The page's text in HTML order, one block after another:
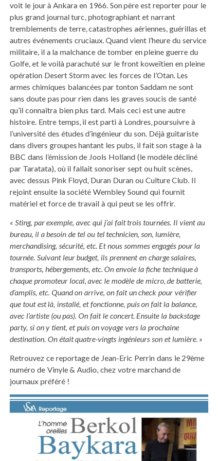
voit le jour à Ankara en 1966. Son père est reporter pour le
plus grand journal turc, photographiant et narrant
tremblements de terre, catastrophes aériennes, guérillas et
autres événements cruciaux. Quand vient l’heure du service
militaire, il a la malchance de tomber en pleine guerre du
Golfe, et le voilà parachuté sur le front koweïtien en pleine
opération Desert Storm avec les forces de l’Otan. Les
armes chimiques balancées par tonton Saddam ne sont
sans doute pas pour rien dans les graves soucis de santé
qu’il connaîtra bien plus tard. Mais ceci est une autre
histoire. Entre temps, il est parti à Londres, poursuivre à
l’université des études d’ingénieur du son. Déjà guitariste
dans divers groupes hantant les pubs, il fait son stage à la
BBC dans l’émission de Jools Holland (le modèle décliné
par Taratata), où il fallait sonoriser sept ou huit scènes,
avec dessus Pink Floyd, Duran Duran ou Culture Club. Il
rejoint ensuite la société Wembley Sound qui fournit
matériel et force de travail à qui peut se les offrir.
« Sting, par exemple, avec qui j’ai fait troistournées. Il vient au
bureau, il a besoin detel ou tel technicien, son, lumière,
merchandising, sécurité, etc. Et nous sommes engagés pour la
tournée. Suivant leur budget, ils prennent en charge salaires,
transports, hébergements, etc. On envoie la fiche technique à
chaque promoteur local, avec lemodèle de micro, de batterie,
d’amplis, etc. Quand on arrive, on fait un check pour vérifier
que tout est là, installé, et fonctionne, puis on fait la balance,
avec l’artiste (oupas). On fait le concert. Ensuite la backstage
party, si on y tient, et puis on voyage vers la prochaine
destination. On était quatre-vingts ingénieurs son et lumière. »
Retrouvez ce reportage de Jean-Eric Perrin dans le 29ème
numéro de Vinyle & Audio, chez votre marchand de
journaux préféré !